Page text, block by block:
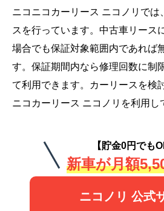
ニコニコカーリース ニコノリでは
スを行っています。中古車リース
場合でも保証対象範囲内であれば
す。保証期間内なら修理回数に制
て利用できます。カーリースを検
ニコカーリース ニコノリを利用し
【貯金0円でも
新車が月額
ニコノリ 公式